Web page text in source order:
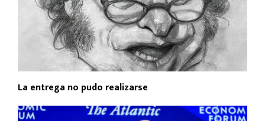
La entrega no pudo realizarse